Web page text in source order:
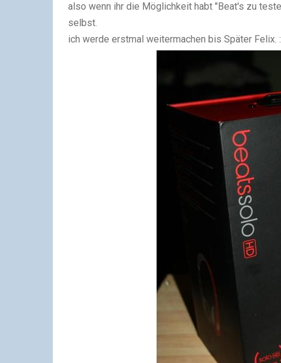
also wenn ihr die Möglichkeit habt "Beat's zu
selbst.
ich werde erstmal weitermachen bis Später Felix.